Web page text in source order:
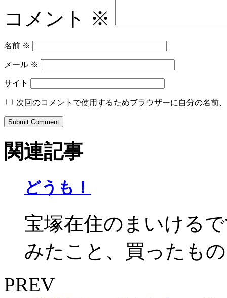
コメント ※
名前 ※
メール ※
サイト
次回のコメントで使用するためブラウザーに自分の名前
関連記事
どうも！
宝塚在住のまいける
みたこと、買ったも
PREV